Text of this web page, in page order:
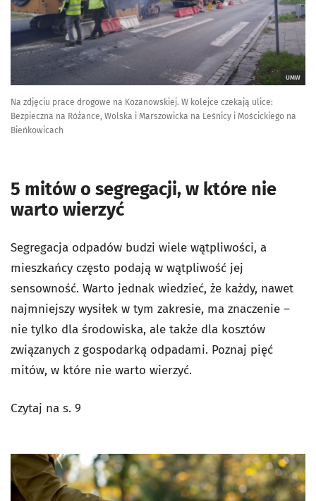
UMW
Na zdjęciu prace drogowe na Kozanowskiej. W kolejce czekają ulice:
Bezpieczna na Różance, Wolska i Marszowicka na Leśnicy i Mościckiego na
Bieńkowicach
5 mitów o segregacji, w które nie
warto wierzyć
Segregacja odpadów budzi wiele wątpliwości, a
mieszkańcy często podają w wątpliwość jej
sensowność. Warto jednak wiedzieć, że każdy, nawet
najmniejszy wysiłek w tym zakresie, ma znaczenie –
nie tylko dla środowiska, ale także dla kosztów
związanych z gospodarką odpadami. Poznaj pięć
mitów, w które nie warto wierzyć.
Czytaj na s. 9